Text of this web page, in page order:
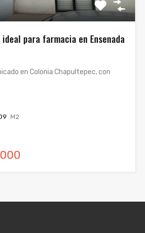
ideal para farmacia en Ensenada
en Colonia Chapultepec, con
M2